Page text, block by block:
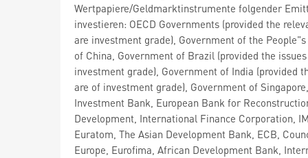
Wertpapiere/Geldmarktinstrumente folgender
investieren: OECD Governments (provided the
are investment grade), Government of the
of China, Government of Brazil (provided the
investment grade), Government of India (provided
are of investment grade), Government of
Investment Bank, European Bank for
Development, International Finance Corporation,
Euratom, The Asian Development Bank, ECB,
Europe, Eurofima, African Development Bank,